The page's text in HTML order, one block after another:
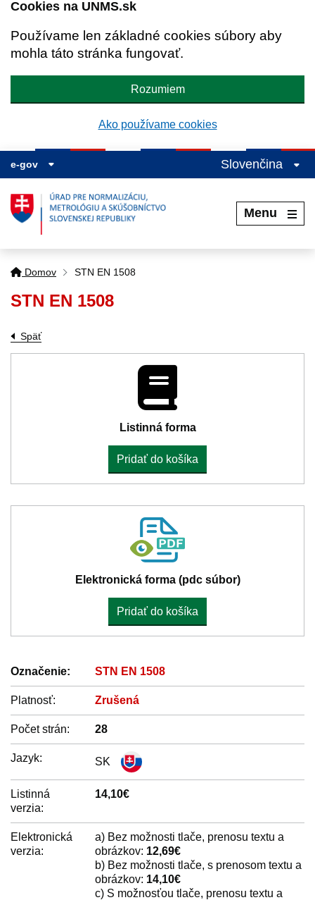
Cookies na UNMS.sk
Používame len základné cookies súbory aby
mohla táto stránka fungovať.
Rozumiem
Ako používame cookies
e-gov Slovenčina
Menu
Domov STN EN 1508
STN EN 1508
Späť
Listinná forma
Pridať do košíka
Elektronická forma (pdc súbor)
Pridať do košíka
Označenie: STN EN 1508
Platnosť: Zrušená
Počet strán: 28
Jazyk: SK
Listinná
verzia:
14,10€
Elektronická
verzia:
a) Bez možnosti tlače, prenosu textu a
obrázkov: 12,69€
b) Bez možnosti tlače, s prenosom textu a
obrázkov: 14,10€
c) S možnosťou tlače, prenosu textu a